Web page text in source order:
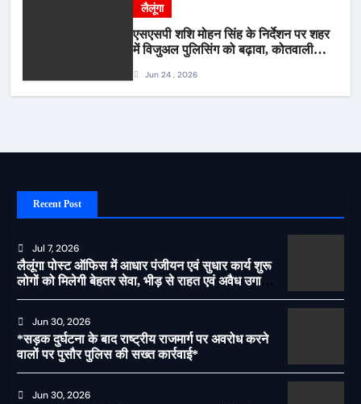
लैलूंगा
एसएसपी शशि मोहन सिंह के निर्देशन पर शहर
में विजुअल पुलिसिंग को बढ़ावा, कोतवाली
Jun 24 , 2026
Recent Post
Jul 7, 2026
लैलूंगा पोस्ट ऑफिस में आधार पंजीयन एवं सुधार कार्य शुरू
लोगों को मिलेगी बेहतर सेवा, भीड़ से राहत एवं अवैध उगाही
पर लगेगी रोक
Jun 30, 2026
*सड़क दुर्घटना के बाद राष्ट्रीय राजमार्ग पर अवरोध करने
वालों पर पुसौर पुलिस की सख्त कार्रवाई*
Jun 30, 2026